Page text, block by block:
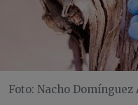
Foto: Nacho